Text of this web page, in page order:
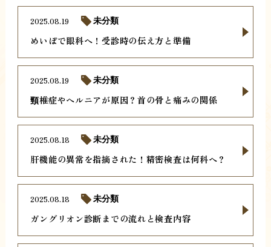
めいぼで眼科へ！受診時の伝え方と準備
2025.08.19 未分類
頸椎症やヘルニアが原因？首の骨と痛みの関係
2025.08.19 未分類
肝機能の異常を指摘された！精密検査は何科へ？
2025.08.18 未分類
ガングリオン診断までの流れと検査内容
2025.08.18 未分類